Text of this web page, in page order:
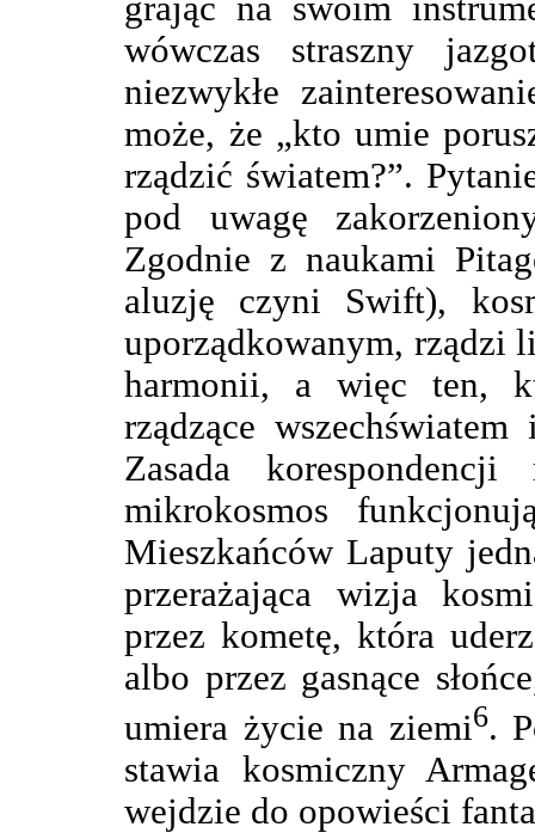
wówczas straszny
niezwykłe
może, że „kto umie
rządzić światem?”.
pod uwagę
Zgodnie z naukami
aluzję czyni Swift),
uporządkowanym, rządzi
harmonii, a więc ten,
rządzące
Zasada
mikrokosmos
Mieszkańców Laputy
przerażająca wizja
przez kometę, która
albo przez gasnące
umiera życie na ziemi6.
stawia kosmiczny
wejdzie do opowieści